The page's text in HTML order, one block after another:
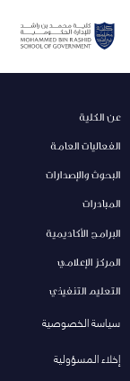
عن الكلية
الفعاليات العامة
البحوث والإصدارات
المبادرات
البرامج الأكاديمية
المركز الإعلامي
التعليم التنفيذي
سياسة الخصوصية
إخلاء المسؤولية